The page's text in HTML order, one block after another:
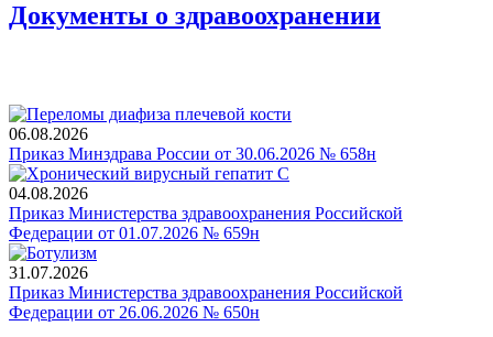
Документы о здравоохранении
06.08.2026
Приказ Минздрава России от 30.06.2026 № 658н
04.08.2026
Приказ Министерства здравоохранения Российской
Федерации от 01.07.2026 № 659н
31.07.2026
Приказ Министерства здравоохранения Российской
Федерации от 26.06.2026 № 650н